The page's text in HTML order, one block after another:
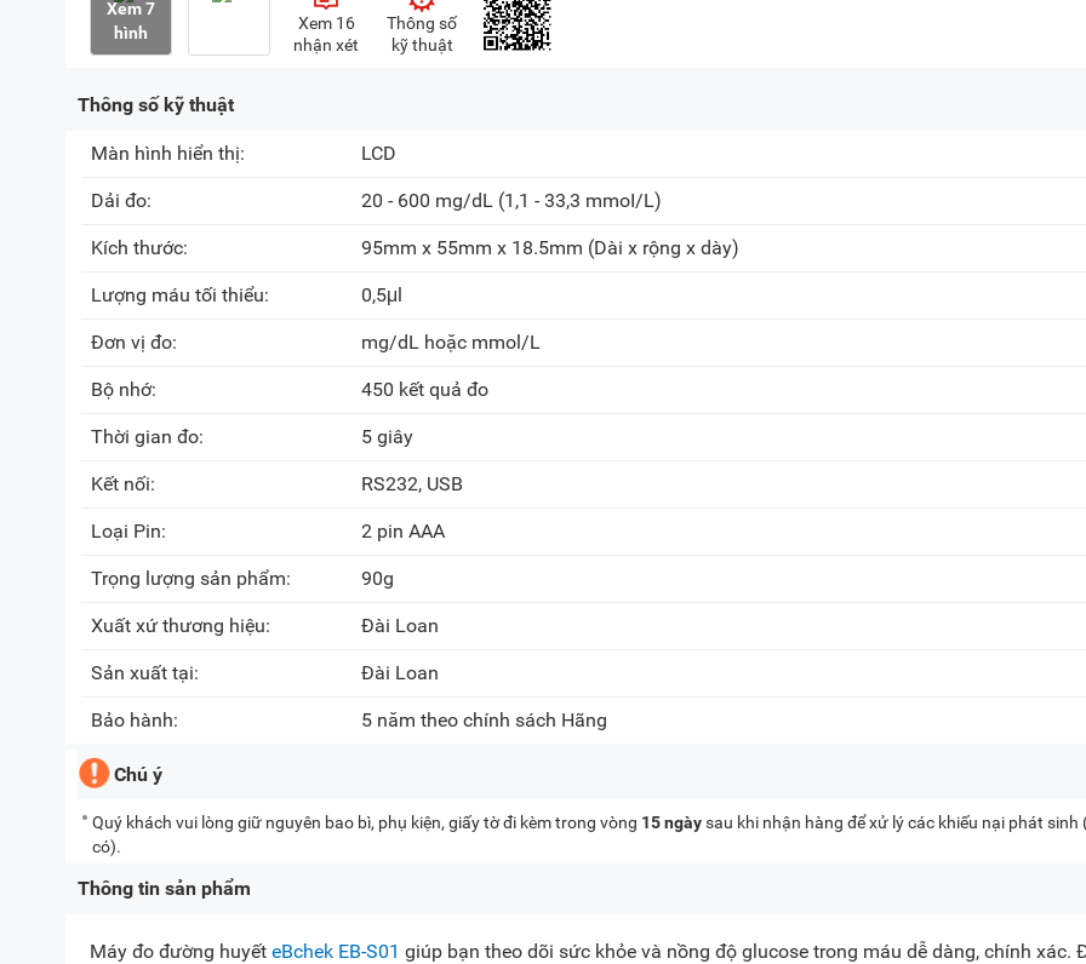
Xem 7
hình
Xem 16
nhận xét
Thông số
kỹ thuật
Thông số kỹ thuật
Màn hình hiển thị: LCD
Dải đo: 20 - 600 mg/dL (1,1 - 33,3 mmoI/L)
Kích thước: 95mm x 55mm x 18.5mm (Dài x rộng x dày)
Lượng máu tối thiểu: 0,5μl
Đơn vị đo: mg/dL hoặc mmol/L
Bộ nhớ: 450 kết quả đo
Thời gian đo: 5 giây
Kết nối: RS232, USB
Loại Pin: 2 pin AAA
Trọng lượng sản phẩm: 90g
Xuất xứ thương hiệu: Đài Loan
Sản xuất tại: Đài Loan
Bảo hành: 5 năm theo chính sách Hãng
Chú ý
Quý khách vui lòng giữ nguyên bao bì, phụ kiện, giấy tờ đi kèm trong vòng 15 ngàysau khi nhận hàng để xử lý các khiếu nại phát sinh
có).
Thông tin sản phẩm
Máy đo đường huyết eBchek EB-S01 giúp bạn theo dõi sức khỏe và nồng độ glucose trong máu dễ dàng, chính xác.